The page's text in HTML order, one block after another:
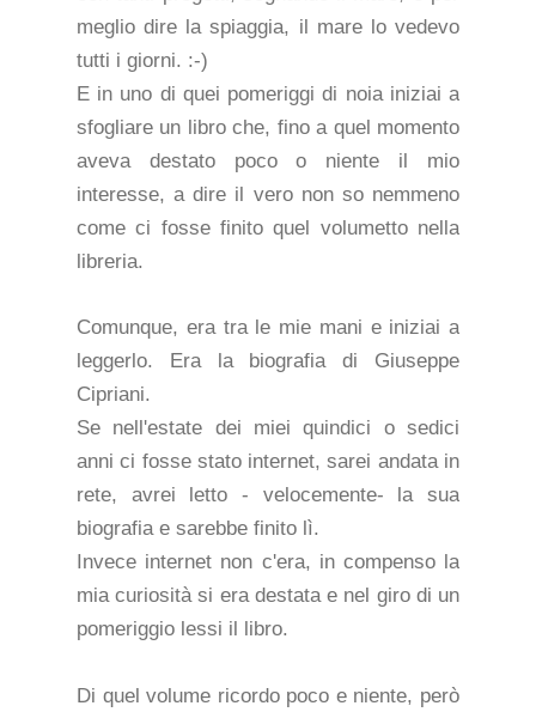
meglio dire la spiaggia, il mare lo vedevo
tutti i giorni. :-)
E in uno di quei pomeriggi di noia iniziai a
sfogliare un libro che, fino a quel momento
aveva destato poco o niente il mio
interesse, a dire il vero non so nemmeno
come ci fosse finito quel volumetto nella
libreria.
Comunque, era tra le mie mani e iniziai a
leggerlo. Era la biografia di Giuseppe
Cipriani.
Se nell'estate dei miei quindici o sedici
anni ci fosse stato internet, sarei andata in
rete, avrei letto - velocemente- la sua
biografia e sarebbe finito lì.
Invece internet non c'era, in compenso la
mia curiosità si era destata e nel giro di un
pomeriggio lessi il libro.
Di quel volume ricordo poco e niente, però